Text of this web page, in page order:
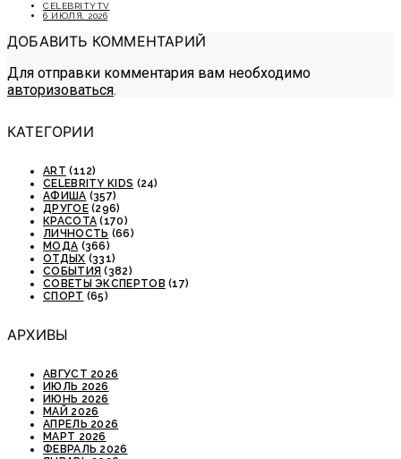
CELEBRITYTV
6 ИЮЛЯ, 2026
ДОБАВИТЬ КОММЕНТАРИЙ
Для отправки комментария вам необходимо
авторизоваться.
КАТЕГОРИИ
ART (112)
CELEBRITY KIDS (24)
АФИША (357)
ДРУГОЕ(296)
КРАСОТА (170)
ЛИЧНОСТЬ (66)
МОДА (366)
ОТДЫХ (331)
СОБЫТИЯ (382)
СОВЕТЫ ЭКСПЕРТОВ (17)
СПОРТ (65)
АРХИВЫ
АВГУСТ 2026
ИЮЛЬ 2026
ИЮНЬ 2026
МАЙ 2026
АПРЕЛЬ 2026
МАРТ 2026
ФЕВРАЛЬ 2026